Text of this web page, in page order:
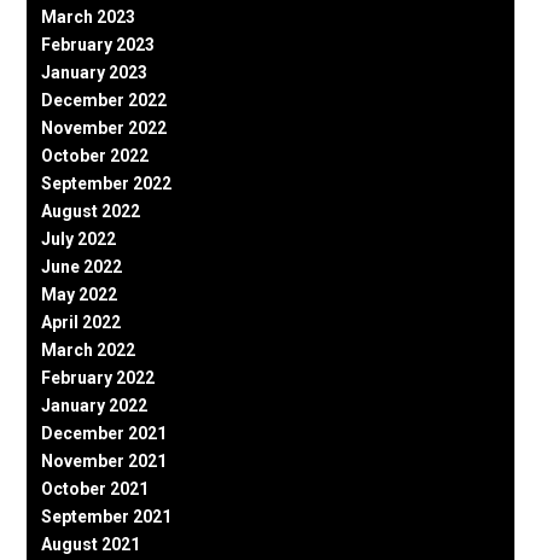
March 2023
February 2023
January 2023
December 2022
November 2022
October 2022
September 2022
August 2022
July 2022
June 2022
May 2022
April 2022
March 2022
February 2022
January 2022
December 2021
November 2021
October 2021
September 2021
August 2021